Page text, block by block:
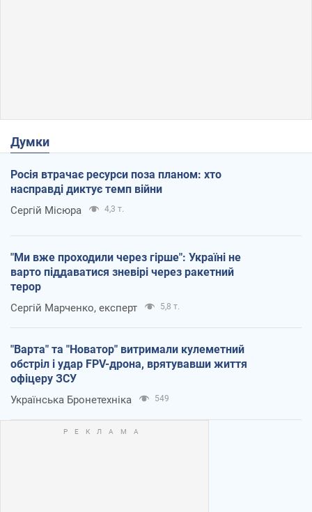
Думки
Росія втрачає ресурси поза планом: хто
насправді диктує темп війни
Сергій Місюра 4,3 т.
"Ми вже проходили через гірше": Україні не
варто піддаватися зневірі через ракетний
терор
Сергій Марченко, експерт 5,8 т.
"Варта" та "Новатор" витримали кулеметний
обстріл і удар FPV-дрона, врятувавши життя
офіцеру ЗСУ
Українська Бронетехніка 549